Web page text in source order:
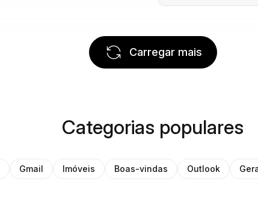
Carregar mais
Categorias populares
Gmail Imóveis Boas-vindas Outlook